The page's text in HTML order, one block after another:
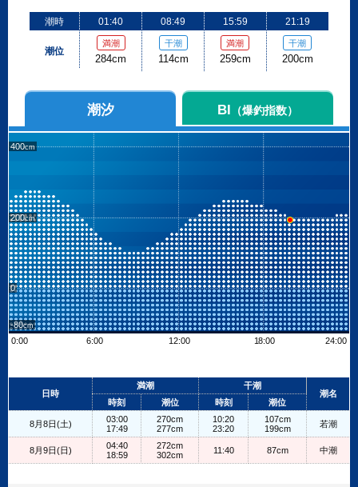
潮時
潮位
01:40
満潮
284cm
08:49
干潮
114cm
15:59
満潮
259cm
21:19
干潮
200cm
潮汐 BI （爆釣指数）
400
200
0
-80
0:00
6:00 12:00 18:00 24:00
+
日時
満潮
干潮
潮名
時刻
潮位 時刻 潮位
8月8日(土)
03:00
17:49
270cm
277cm
10:20
23:20
107cm
199cm
若潮
8月9日(日)
04:40
18:59
272cm
302cm
11:40 87cm 中潮